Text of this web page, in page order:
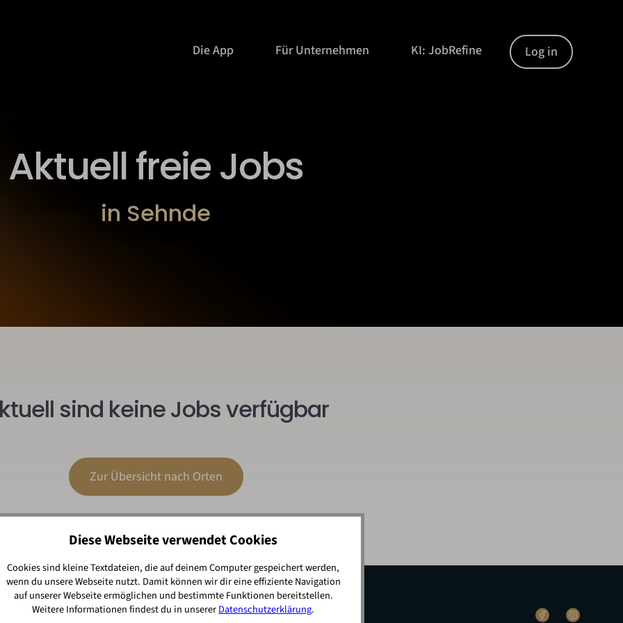
Die App Für Unternehmen KI: JobRefine Log in
Aktuell freie Jobs
in Sehnde
sind keine Jobs verfügbar
Zur Übersicht nach Orten
Diese Webseite verwendet Cookies
Cookies sind kleine Textdateien, die auf deinem Computer gespeichert werden,
wenn du unsere Webseite nutzt. Damit können wir dir eine effiziente Navigation
auf unserer Webseite ermöglichen und bestimmte Funktionen bereitstellen.
Weitere Informationen findest du in unsererDatenschutzerklärung.